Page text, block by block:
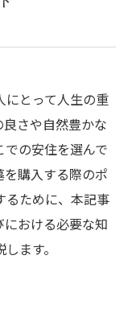
にとって人生の重
さや自然豊かな
の安住を選んで
購入する際のポ
るために、本記事
おける必要な知
ます。